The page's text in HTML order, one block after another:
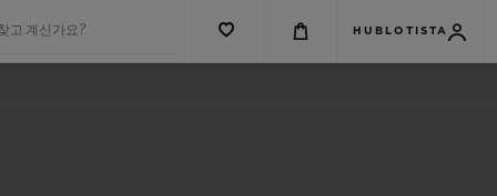
고 계신가요? HUBLOTISTA